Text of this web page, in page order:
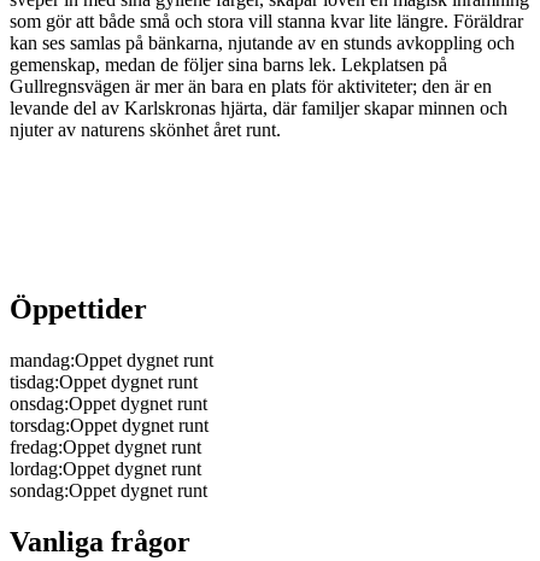
som gör att både små och stora vill stanna kvar lite längre. Föräldrar
kan ses samlas på bänkarna, njutande av en stunds avkoppling och
gemenskap, medan de följer sina barns lek. Lekplatsen på
Gullregnsvägen är mer än bara en plats för aktiviteter; den är en
levande del av Karlskronas hjärta, där familjer skapar minnen och
njuter av naturens skönhet året runt.
Öppettider
mandag:Oppet dygnet runt
tisdag:Oppet dygnet runt
onsdag:Oppet dygnet runt
torsdag:Oppet dygnet runt
fredag:Oppet dygnet runt
lordag:Oppet dygnet runt
sondag:Oppet dygnet runt
Vanliga frågor